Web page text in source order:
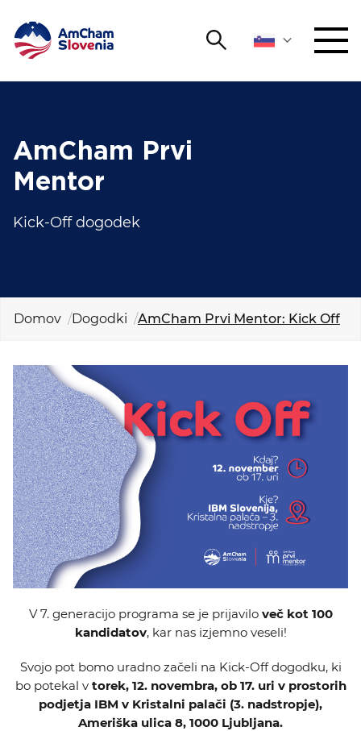
Išči
ZAGOVORNIŠTVO
AmCham YOUNG
O NAS
KOLEDAR DOGODKOV
NOVICE
KONTAKT
GALERIJA
AmCham Prvi
Mentor
Kick-Off dogodek
Domov Dogodki AmCham Prvi Mentor: Kick Off
V 7. generacijo programa se je prijavilo več kot 100
kandidatov, kar nas izjemno veseli!
Svojo pot bomo uradno začeli na Kick-Off dogodku, ki
bo potekal v torek, 12. novembra, ob 17. uri v prostorih
podjetja IBM v Kristalni palači (3. nadstropje),
Ameriška ulica 8, 1000 Ljubljana.